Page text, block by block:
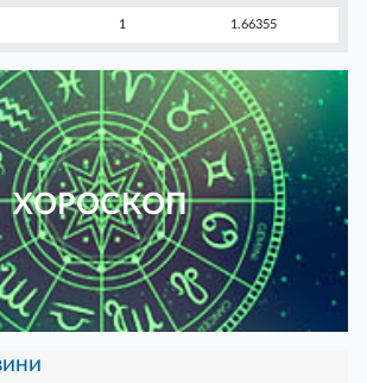
1 1.66355
ХОРОСКОП